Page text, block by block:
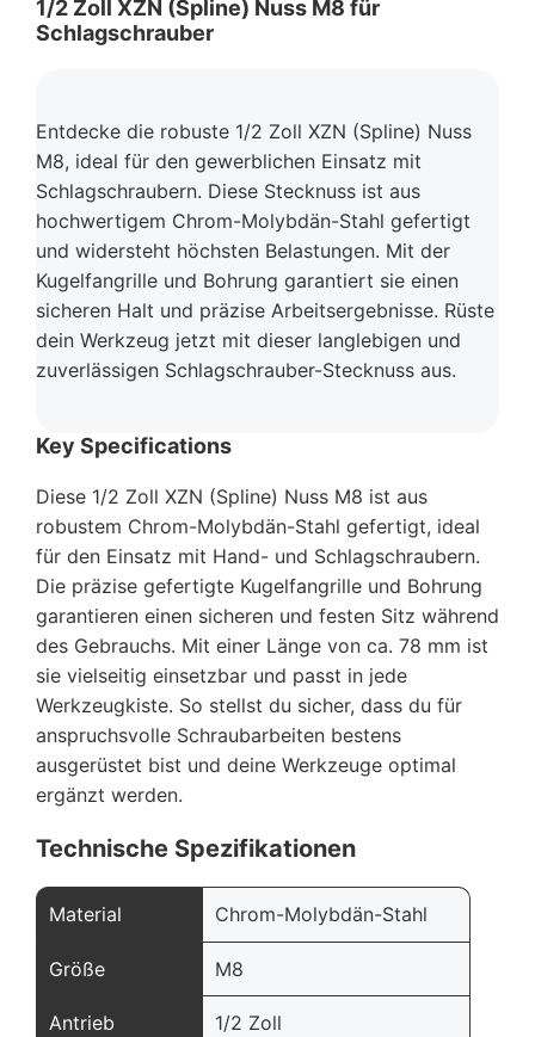
1/2 Zoll XZN (Spline) Nuss M8 für
Schlagschrauber
Entdecke die robuste 1/2 Zoll XZN (Spline) Nuss
M8, ideal für den gewerblichen Einsatz mit
Schlagschraubern. Diese Stecknuss ist aus
hochwertigem Chrom-Molybdän-Stahl gefertigt
und widersteht höchsten Belastungen. Mit der
Kugelfangrille und Bohrung garantiert sie einen
sicheren Halt und präzise Arbeitsergebnisse. Rüste
dein Werkzeug jetzt mit dieser langlebigen und
zuverlässigen Schlagschrauber-Stecknuss aus.
Key Specifications
Diese 1/2 Zoll XZN (Spline) Nuss M8 ist aus
robustem Chrom-Molybdän-Stahl gefertigt, ideal
für den Einsatz mit Hand- und Schlagschraubern.
Die präzise gefertigte Kugelfangrille und Bohrung
garantieren einen sicheren und festen Sitz während
des Gebrauchs. Mit einer Länge von ca. 78 mm ist
sie vielseitig einsetzbar und passt in jede
Werkzeugkiste. So stellst du sicher, dass du für
anspruchsvolle Schraubarbeiten bestens
ausgerüstet bist und deine Werkzeuge optimal
ergänzt werden.
Technische Spezifikationen
Material Chrom-Molybdän-Stahl
Größe M8
Antrieb 1/2 Zoll